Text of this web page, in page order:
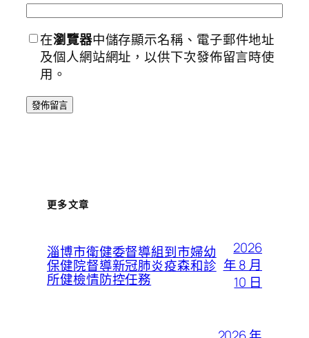
在瀏覽器中儲存顯示名稱、電子郵件地址
及個人網站網址，以供下次發佈留言時使
用。
更多文章
淄博市衛健委督導組到市婦幼
保健院督導新冠肺炎疫森和診
所健檢情防控任務
2026
年 8 月
10 日